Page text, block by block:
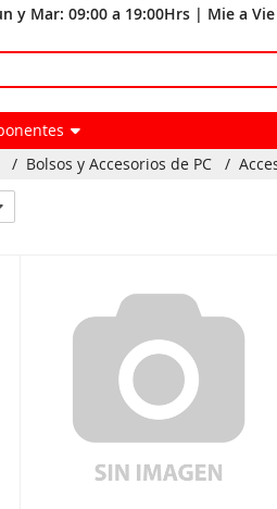
y Mar: 09:00 a 19:00Hrs | Mie a
/ Bolsos y Accesorios de PC /